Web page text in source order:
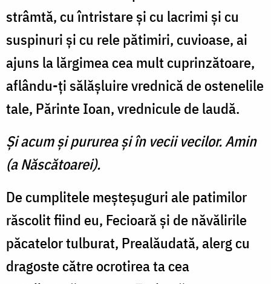
strâmtă, cu întristare şi cu lacrimi şi cu
suspinuri şi cu rele pătimiri, cuvioase, ai
ajuns la lărgimea cea mult cuprinză­toare,
aflându-ţi sălăşluire vrednică de ostenelile
tale, Părinte Ioan, vrednicule de laudă.
Şi acum şi pururea şi în vecii vecilor. Amin
(a Născătoarei).
De cumplitele meşteşuguri ale patimilor
răscolit fiind eu, Fecioară şi de năvălirile
păcatelor tulburat, Prealăudată, alerg cu
dragoste către ocrotirea ta cea